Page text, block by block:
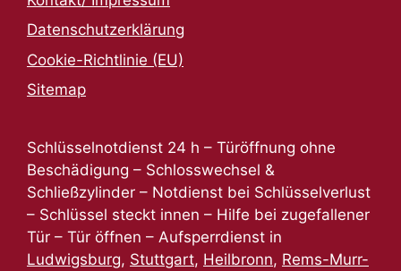
Datenschutzerklärung
Cookie-Richtlinie (EU)
Sitemap
Schlüsselnotdienst 24 h – Türöffnung ohne
Beschädigung – Schlosswechsel &
Schließzylinder – Notdienst bei Schlüsselverlust
– Schlüssel steckt innen – Hilfe bei zugefallener
Tür – Tür öffnen – Aufsperrdienst in
Ludwigsburg, Stuttgart, Heilbronn, Rems-Murr-